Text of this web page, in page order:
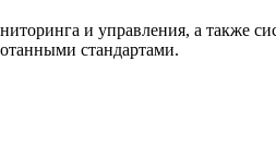
и управления, а также
стандартами.